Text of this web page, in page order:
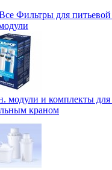
Фильтры для
модули и комплекты для
краном